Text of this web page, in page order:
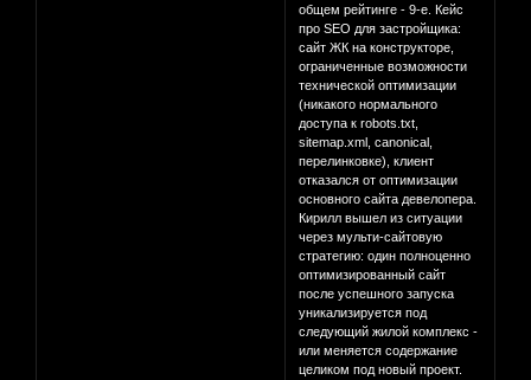
общем рейтинге - 9-е. Кейс
про SEO для застройщика:
сайт ЖК на конструкторе,
ограниченные возможности
технической оптимизации
(никакого нормального
доступа к robots.txt,
sitemap.xml, canonical,
перелинковке), клиент
отказался от оптимизации
основного сайта девелопера.
Кирилл вышел из ситуации
через мульти-сайтовую
стратегию: один полноценно
оптимизированный сайт
после успешного запуска
уникализируется под
следующий жилой комплекс -
или меняется содержание
целиком под новый проект.